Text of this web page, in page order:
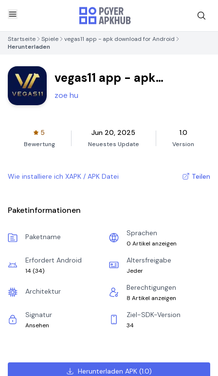
Startseite Spiele
vegas11 app - apk download for Android
Herunterladen
vegas11 app - apk
download for Android
zoe hu
5
Bewertung
Jun 20, 2025
Neuestes Update
1.0
Version
Wie installiere ich XAPK / APK Datei Teilen
Paketinformationen
Paketname Sprachen
0 Artikel anzeigen
Erfordert Android
14 (34)
Altersfreigabe
Jeder
Architektur Berechtigungen
8 Artikel anzeigen
Signatur
Ansehen
Ziel-SDK-Version
34
Herunterladen APK(1.0)